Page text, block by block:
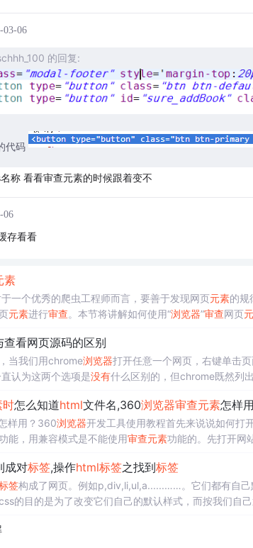
03-06
的回复:
代码
称 看看审查元素的时候跟着变不
06
存看看
素
一个优秀的爬虫工程师而言，要善于发现网页元素的规
元素进行审查。本节将讲解如何使用“浏览器”审查网页
下面以检查百度首页为例：首先使用 Chrome
查看网页源码的区别
当我们用chrome浏览器打开任意一个网页，右键单击
认为这两个选项是没有什么区别的，但chrome既然列出
时怎么知道html文件名,360浏览器审查元素怎样
样用？360浏览器开发工具使用教程首先来说说如何打
能，用兼容模式是不能使用审查元素功能的。先打开网
成对标签,操作html标签之找到标签
签构成了网页。例如p,div,li,ul,a......……。它们都有自己
的目的是为了改变它们自己的默认样式，而按我们自